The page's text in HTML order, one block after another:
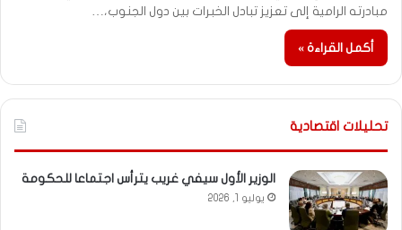
مبادرته الرامية إلى تعزيز تبادل الخبرات بين دول الجنوب،…
أكمل القراءة »
تحليلات اقتصادية
الوزير الأول سيفي غريب يترأس اجتماعا للحكومة
يوليو 1, 2026